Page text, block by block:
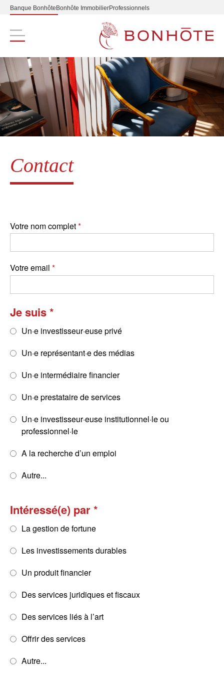
Banque Bonhôte Bonhôte ImmobilierProfessionnels
Navigation principale
Contact
Votre nom complet
Votre email
Je suis
Un·e investisseur·euse privé
Un·e représentant·e des médias
Un·e intermédiaire financier
Un·e prestataire de services
Un·e investisseur·euse institutionnel·le ou
professionnel·le
A la recherche d’un emploi
Autre...
Intéressé(e) par
La gestion de fortune
Les investissements durables
Un produit financier
Des services juridiques et fiscaux
Des services liés à l’art
Offrir des services
Autre...